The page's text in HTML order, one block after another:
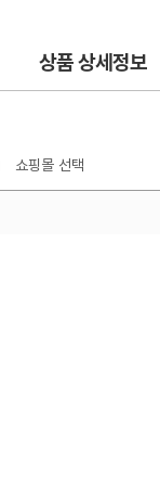
상품 상세정보
쇼핑몰 선택